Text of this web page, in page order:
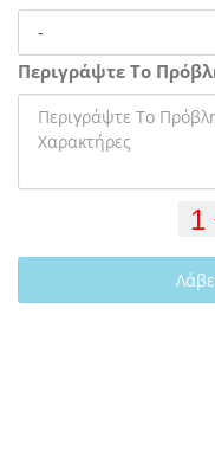
Περιγράψτε Το